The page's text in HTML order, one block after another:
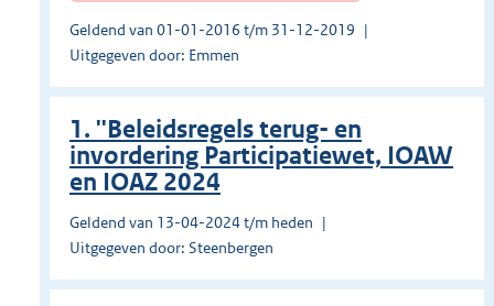
Geldend van 01-01-2016 t/m 31-12-2019
Uitgegeven door: Emmen
1. ''Beleidsregels terug- en
invordering Participatiewet, IOAW
en IOAZ 2024
Geldend van 13-04-2024 t/m heden
Uitgegeven door: Steenbergen